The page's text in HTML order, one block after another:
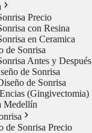
Precio
con Resina
en Ceramica
de Sonrisa
Antes y Después
de Sonrisa
de Sonrisa
(Gingivectomia)
Medellín
de Sonrisa Precio